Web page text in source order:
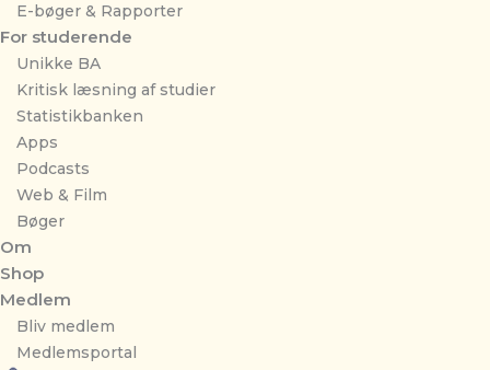
E-bøger & Rapporter
For studerende
Unikke BA
Kritisk læsning af studier
Statistikbanken
Apps
Podcasts
Web & Film
Bøger
Om
Shop
Medlem
Bliv medlem
Medlemsportal